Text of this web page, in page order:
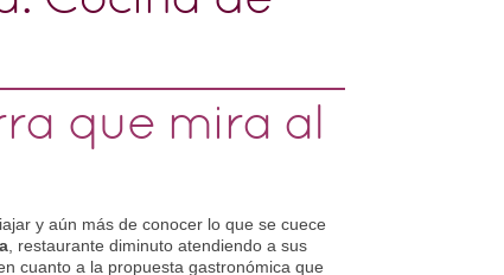
que mira al
y aún más de conocer lo que se cuece
, restaurante diminuto atendiendo a sus
cuanto a la propuesta gastronómica que